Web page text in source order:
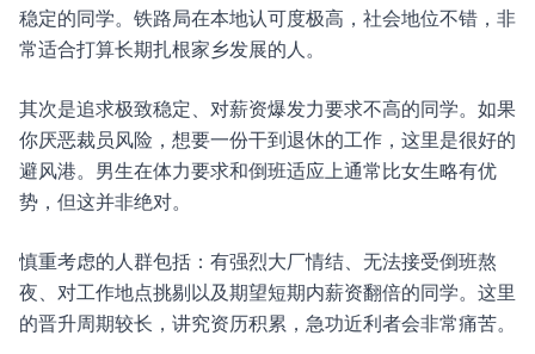
稳定的同学。铁路局在本地认可度极高，社会地位不错，非
常适合打算长期扎根家乡发展的人。
其次是追求极致稳定、对薪资爆发力要求不高的同学。如果
你厌恶裁员风险，想要一份干到退休的工作，这里是很好的
避风港。男生在体力要求和倒班适应上通常比女生略有优
势，但这并非绝对。
慎重考虑的人群包括：有强烈大厂情结、无法接受倒班熬
夜、对工作地点挑剔以及期望短期内薪资翻倍的同学。这里
的晋升周期较长，讲究资历积累，急功近利者会非常痛苦。